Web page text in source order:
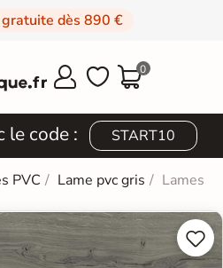
dès 890 €
  0
le code : START10
PVC Lame pvc gris Lames

